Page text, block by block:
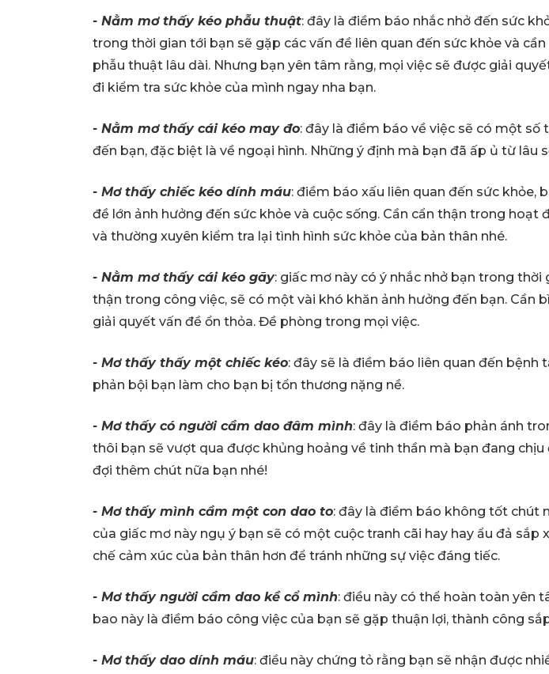
- Nằm mơ thấy kéo phẫu thuật: đây là điềm báo nhắc nhở đến sức
trong thời gian tới bạn sẽ gặp các vấn đề liên quan đến sức khỏe và
phẫu thuật lâu dài. Nhưng bạn yên tâm rằng, mọi việc sẽ được giải
đi kiểm tra sức khỏe của mình ngay nha bạn.
- Nằm mơ thấy cái kéo may đo: đây là điềm báo về việc sẽ có một số
đến bạn, đặc biệt là về ngoại hình. Những ý định mà bạn đã ấp ủ từ lâu
- Mơ thấy chiếc kéo dính máu: điềm báo xấu liên quan đến sức khỏe,
đề lớn ảnh hưởng đến sức khỏe và cuộc sống. Cần cẩn thận trong hoạt
và thường xuyên kiểm tra lại tình hình sức khỏe của bản thân nhé.
- Nằm mơ thấy cái kéo gãy: giấc mơ này có ý nhắc nhở bạn trong thời
thận trong công việc, sẽ có một vài khó khăn ảnh hưởng đến bạn. Cần
giải quyết vấn đề ổn thỏa. Đề phòng trong mọi việc.
- Mơ thấy thấy một chiếc kéo: đây sẽ là điềm báo liên quan đến bệnh
phản bội bạn làm cho bạn bị tổn thương nặng nề.
- Mơ thấy có người cầm dao đâm mình: đây là điềm báo phản ánh
thôi bạn sẽ vượt qua được khủng hoảng về tinh thần mà bạn đang chịu
đợi thêm chút nữa bạn nhé!
- Mơ thấy mình cầm một con dao to: đây là điềm báo không tốt chút
của giấc mơ này ngụ ý bạn sẽ có một cuộc tranh cãi hay hay ẩu đả sắp
chế cảm xúc của bản thân hơn để tránh những sự việc đáng tiếc.
- Mơ thấy người cầm dao kề cổ mình: điều này có thể hoàn toàn yên
bao này là điềm báo công việc của bạn sẽ gặp thuận lợi, thành công
- Mơ thấy dao dính máu: điều này chứng tỏ rằng bạn sẽ nhận được